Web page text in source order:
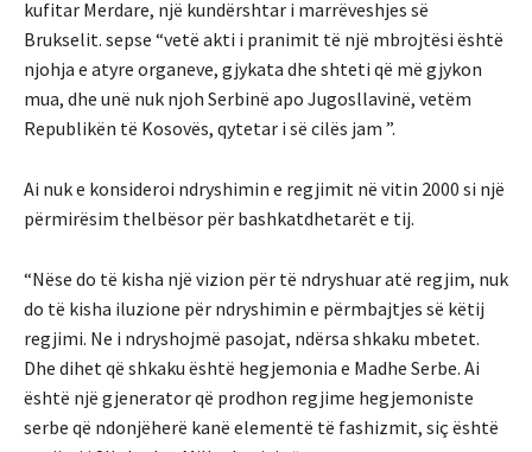
kufitar Merdare, një kundërshtar i marrëveshjes së
Brukselit. sepse “vetë akti i pranimit të një mbrojtësi është
njohja e atyre organeve, gjykata dhe shteti që më gjykon
mua, dhe unë nuk njoh Serbinë apo Jugosllavinë, vetëm
Republikën të Kosovës, qytetar i së cilës jam ”.
Ai nuk e konsideroi ndryshimin e regjimit në vitin 2000 si një
përmirësim thelbësor për bashkatdhetarët e tij.
“Nëse do të kisha një vizion për të ndryshuar atë regjim, nuk
do të kisha iluzione për ndryshimin e përmbajtjes së këtij
regjimi. Ne i ndryshojmë pasojat, ndërsa shkaku mbetet.
Dhe dihet që shkaku është hegjemonia e Madhe Serbe. Ai
është një gjenerator që prodhon regjime hegjemoniste
serbe që ndonjëherë kanë elementë të fashizmit, siç është